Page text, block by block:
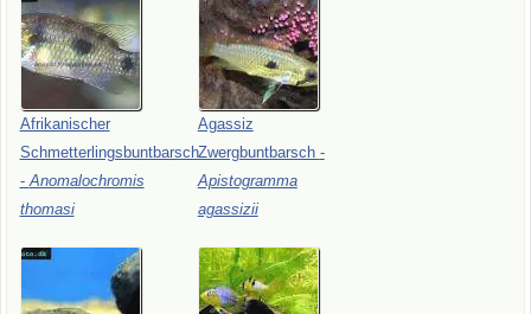
Afrikanischer
Schmetterlingsbuntbarsch
- Anomalochromis
thomasi
Agassiz
Zwergbuntbarsch -
Apistogramma
agassizii